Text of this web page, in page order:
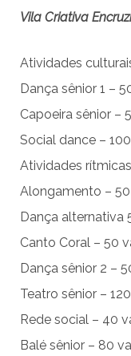
Vila Criativa
Atividades
Dança sênior 1 –
Capoeira sênior –
Social dance –
Atividades
Alongamento –
Dança alternativa
Canto Coral – 50
Dança sênior 2 –
Teatro sênior –
Rede social – 40
Balé sênior – 80